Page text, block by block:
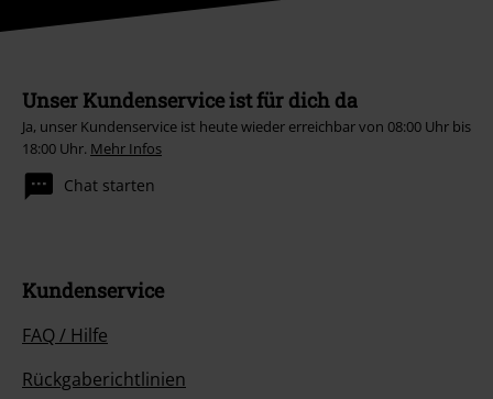
Unser Kundenservice ist für dich da
Ja, unser Kundenservice ist heute wieder erreichbar von 08:00 Uhr bis
18:00 Uhr. Mehr Infos
Chat starten
Kundenservice
FAQ / Hilfe
Rückgaberichtlinien